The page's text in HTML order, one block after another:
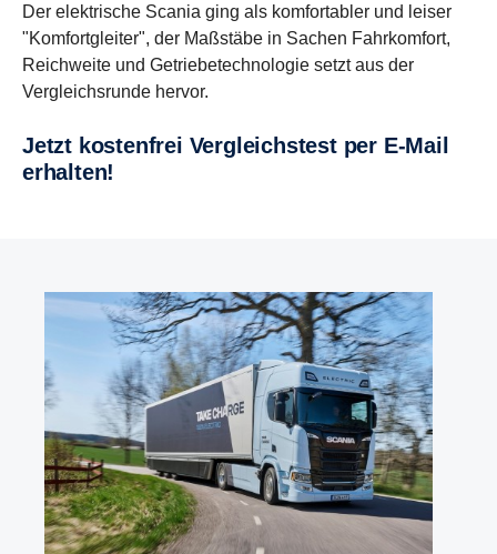
Der elektrische Scania ging als komfortabler und leiser
"Komfortgleiter", der Maßstäbe in Sachen Fahrkomfort,
Reichweite und Getriebetechnologie setzt aus der
Vergleichsrunde hervor.
Jetzt kosten­frei Vergleichs­test per E-Mail
erhalten!